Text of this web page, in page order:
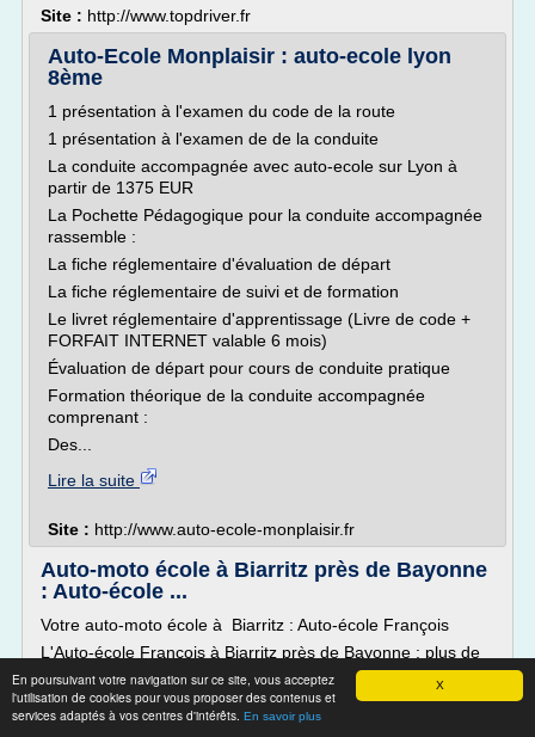
X
En poursuivant votre navigation sur ce site, vous acceptez
l'utilisation de cookies pour vous proposer des contenus et
services adaptés à vos centres d'intérêts. En savoir plus
Site : http://www.topdriver.fr
Auto-Ecole Monplaisir : auto-ecole lyon
8ème
1 présentation à l'examen du code de la route
1 présentation à l'examen de de la conduite
La conduite accompagnée avec auto-ecole sur Lyon à
partir de 1375 EUR
La Pochette Pédagogique pour la conduite accompagnée
rassemble :
La fiche réglementaire d'évaluation de départ
La fiche réglementaire de suivi et de formation
Le livret réglementaire d'apprentissage (Livre de code +
FORFAIT INTERNET valable 6 mois)
Évaluation de départ pour cours de conduite pratique
Formation théorique de la conduite accompagnée
comprenant :
Des...
Lire la suite
Site : http://www.auto-ecole-monplaisir.fr
Auto-moto école à Biarritz près de Bayonne
: Auto-école ...
Votre auto-moto école à Biarritz : Auto-école François
L'Auto-école François à Biarritz près de Bayonne : plus de
50 ans d'expérience à votre service !
L'auto-école François vous accompagne depuis 1965 pour
vous former au permis auto , permis moto , permis AM ,